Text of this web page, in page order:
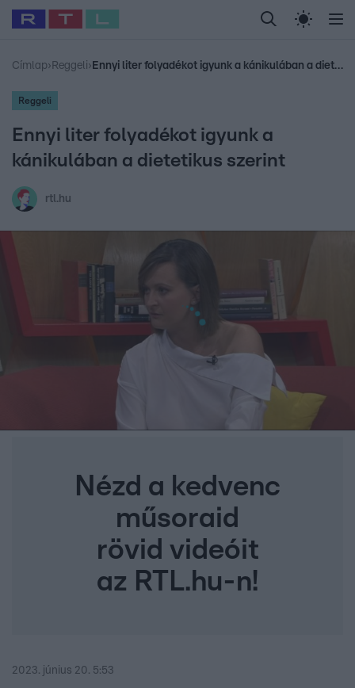
Legfrissebb RTL Híradó Randi Celeb vagyok,
Babits Marcella Most Wanted Gallusz
Címlap› Reggeli› Ennyi liter folyadékot igyunk a kánikulában a dietetikus szerint
Reggeli
Ennyi liter folyadékot igyunk a
kánikulában a dietetikus szerint
rtl.hu
Nézd a kedvenc
műsoraid
rövid videóit
az RTL.hu-n!
2023. június 20. 5:53